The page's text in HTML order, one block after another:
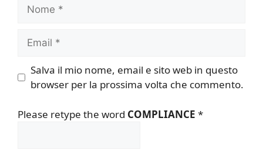
Nome
Email
Salva il mio nome, email e sito web in questo
browser per la prossima volta che commento.
Please retype the word COMPLIANCE *